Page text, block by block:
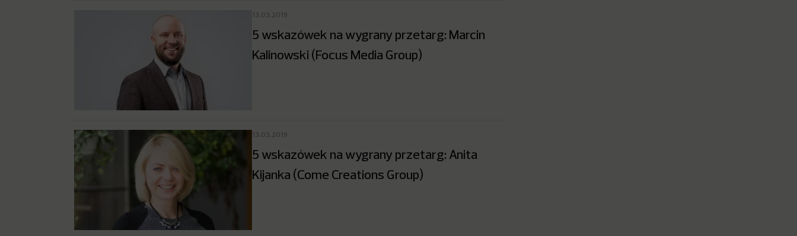
13.03.2019
5 wskazówek na wygrany przetarg: Marcin
Kalinowski (Focus Media Group)
13.03.2019
5 wskazówek na wygrany przetarg: Anita
Kijanka (Come Creations Group)